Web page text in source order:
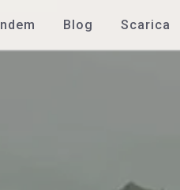
Blog Scarica